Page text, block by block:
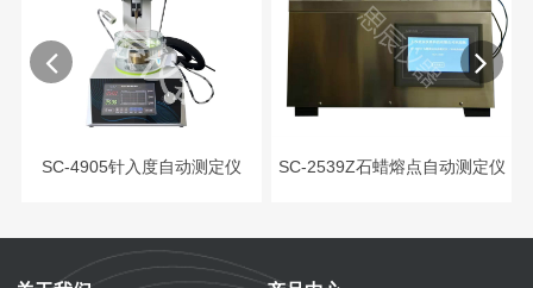
SC-4905针入度自动测定仪 SC-2539Z石蜡熔点自动测定仪